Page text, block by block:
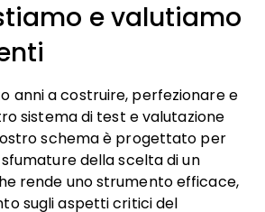
e valutiamo
anni a costruire, perfezionare e
sistema di test e valutazione
schema è progettato per
della scelta di un
rende uno strumento efficace,
sugli aspetti critici del